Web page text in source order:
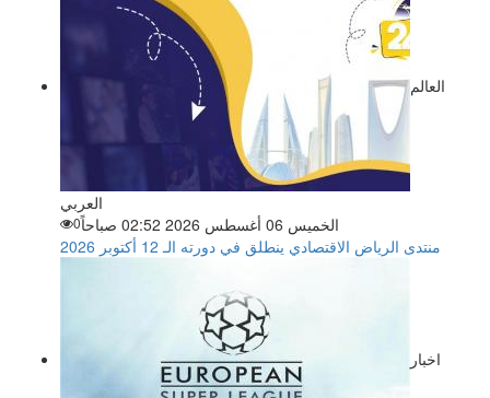
العالم
العربي
الخميس 06 أغسطس 2026 02:52 صباحاً
0
منتدى الرياض الاقتصادي ينطلق في دورته الـ 12 أكتوبر 2026
اخبار